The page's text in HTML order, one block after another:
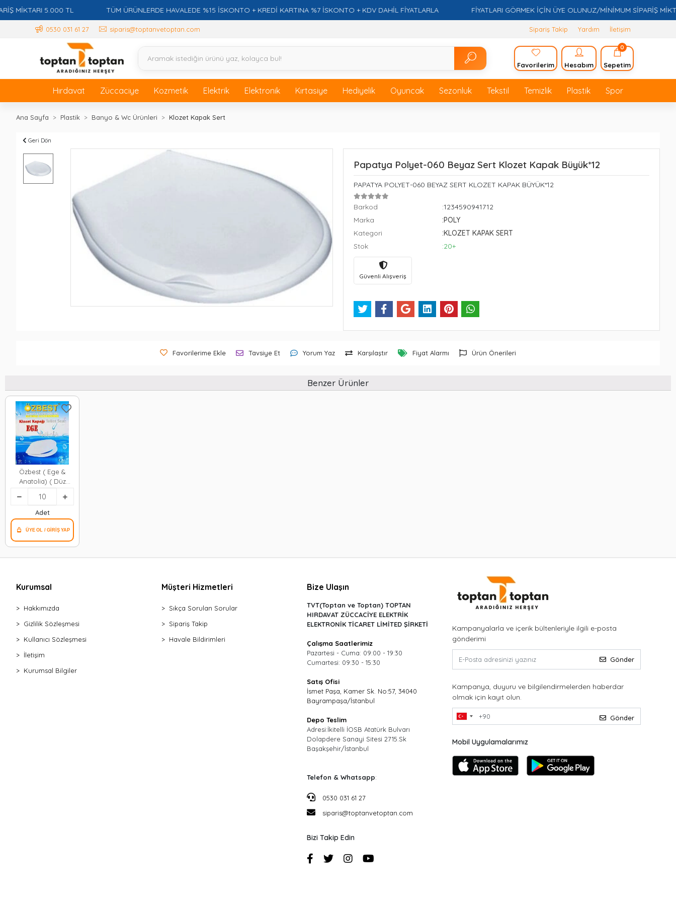
5.000 TL TÜM ÜRÜNLERDE HAVALEDE %15 İSKONTO + KREDİ KARTINA %7 İSKONTO + KDV DAHİL FİYATLARLA FİYATLARI GÖRMEK İÇİN ÜYE OLUNUZ/MİNİMUM SİPARİŞ MİKTARI
0530 031 61 27 siparis@toptanvetoptan.com Sipariş Takip Yardım İletişim
Favorilerim Hesabım
0
Sepetim
Hırdavat Züccaciye Kozmetik Elektrik Elektronik Kırtasiye Hediyelik Oyuncak Sezonluk Tekstil Temizlik Plastik Spor
Ana Sayfa Plastik Banyo & Wc Ürünleri Klozet Kapak Sert
Geri Dön
Papatya Polyet-060 Beyaz Sert Klozet Kapak Büyük*12
PAPATYA POLYET-060 BEYAZ SERT KLOZET KAPAK BÜYÜK*12
Barkod
:1234590941712
Marka
:POLY
Kategori
:KLOZET KAPAK SERT
Stok
:20+
Güvenli Alışveriş
Favorilerime Ekle Tavsiye Et Yorum Yaz Karşılaştır Fiyat Alarmı Ürün Önerileri
Benzer Ürünler
Özbest ( Ege &
Anatolia) ( Düz
Klasik ) Lüx Klozet
Kapak (kutulu
Ambalaj )*10=k
Adet
Kurumsal
Hakkımızda
Gizlilik Sözleşmesi
Kullanıcı Sözleşmesi
İletişim
Kurumsal Bilgiler
Müşteri Hizmetleri
Sıkça Sorulan Sorular
Sipariş Takip
Havale Bildirimleri
Bize Ulaşın
TVT(Toptan ve Toptan) TOPTAN
HIRDAVAT ZÜCCACİYE ELEKTRİK
ELEKTRONİK TİCARET LİMİTED ŞİRKETİ
Çalışma Saatlerimiz
Pazartesi - Cuma: 09:00 - 19:30
Cumartesi: 09:30 - 15:30
Satış Ofisi
İsmet Paşa, Kamer Sk. No:57, 34040
Bayrampaşa/İstanbul
Depo Teslim
Adresi:İkitelli İOSB Atatürk Bulvarı
Dolapdere Sanayi Sitesi 2715.Sk
Başakşehir/İstanbul
Telefon & Whatsapp:
0530 031 61 27
siparis@toptanvetoptan.com
Bizi Takip Edin
Kampanyalarla ve içerik bültenleriyle ilgili e-posta
gönderimi
Gönder
Kampanya, duyuru ve bilgilendirmelerden haberdar
olmak için kayıt olun.
Gönder
Mobil Uygulamalarımız